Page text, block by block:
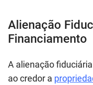
Alienação
Financiamento
A alienação
ao credor a